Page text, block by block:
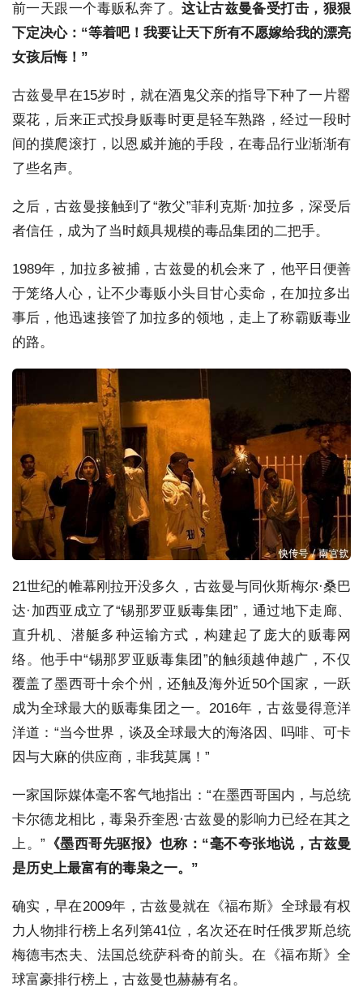
前一天跟一个毒贩私奔了。这让古兹曼备受打击，狠狠
下定决心：“等着吧！我要让天下所有不愿嫁给我的漂亮
女孩后悔！”
古兹曼早在15岁时，就在酒鬼父亲的指导下种了一片罂
粟花，后来正式投身贩毒时更是轻车熟路，经过一段时
间的摸爬滚打，以恩威并施的手段，在毒品行业渐渐有
了些名声。
之后，古兹曼接触到了“教父”菲利克斯·加拉多，深受后
者信任，成为了当时颇具规模的毒品集团的二把手。
1989年，加拉多被捕，古兹曼的机会来了，他平日便善
于笼络人心，让不少毒贩小头目甘心卖命，在加拉多出
事后，他迅速接管了加拉多的领地，走上了称霸贩毒业
的路。
21世纪的帷幕刚拉开没多久，古兹曼与同伙斯梅尔·桑巴
达·加西亚成立了“锡那罗亚贩毒集团”，通过地下走廊、
直升机、潜艇多种运输方式，构建起了庞大的贩毒网
络。他手中“锡那罗亚贩毒集团”的触须越伸越广，不仅
覆盖了墨西哥十余个州，还触及海外近50个国家，一跃
成为全球最大的贩毒集团之一。2016年，古兹曼得意洋
洋道：“当今世界，谈及全球最大的海洛因、吗啡、可卡
因与大麻的供应商，非我莫属！”
一家国际媒体毫不客气地指出：“在墨西哥国内，与总统
卡尔德龙相比，毒枭乔奎恩·古兹曼的影响力已经在其之
上。” 《墨西哥先驱报》也称：“毫不夸张地说，古兹曼
是历史上最富有的毒枭之一。”
确实，早在2009年，古兹曼就在《福布斯》全球最有权
力人物排行榜上名列第41位，名次还在时任俄罗斯总统
梅德韦杰夫、法国总统萨科奇的前头。在《福布斯》全
球富豪排行榜上，古兹曼也赫赫有名。